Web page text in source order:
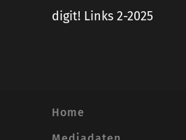
digit! Links 2-2025
Home